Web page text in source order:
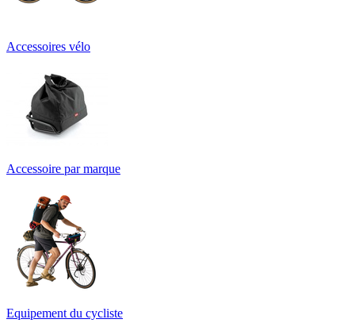
Accessoires vélo
Accessoire par marque
Equipement du cycliste